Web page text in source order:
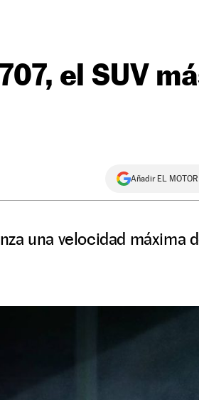
el SUV
Añadir EL
una velocidad máxima